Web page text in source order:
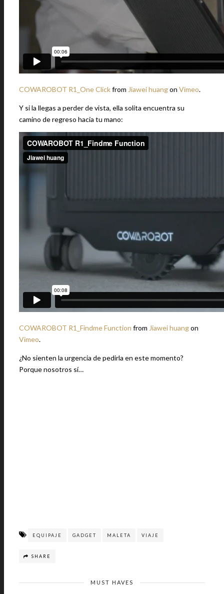
COWAROBOT R1_One Clickfrom Jiawei huangon Vimeo.
Y si la llegas a perder de vista, ella solita encuentra su
camino de regreso hacia tu mano:
COWAROBOT R1_Findme Function from Jiawei huangon
Vimeo.
¿No sienten la urgencia de pedirla en este momento?
Porque nosotros sí…
EQUIPAJE GADGET MALETA VIAJE
SHARE
MUST HAVES